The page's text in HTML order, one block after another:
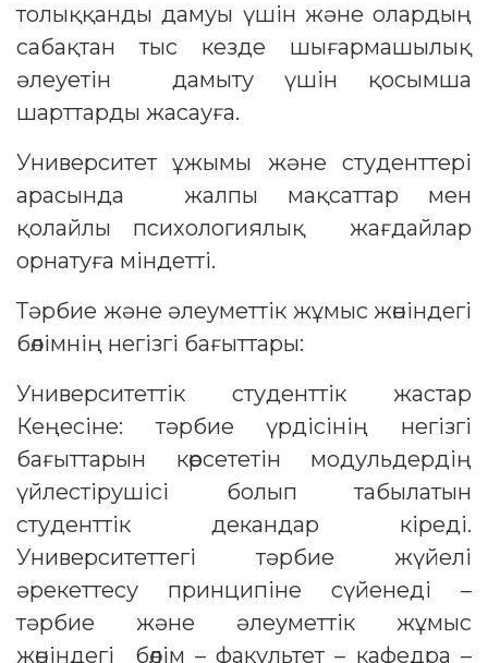
толыққанды дамуы үшін және олардың
сабақтан тыс кезде шығармашылық
әлеуетін дамыту үшін қосымша
шарттарды жасауға.
Университет ұжымы және студенттері
арасында жалпы мақсаттар мен
қолайлы психологиялық жағдайлар
орнатуға міндетті.
Тәрбие және әлеуметтік жұмыс жөніндегі
бөлімнің негізгі бағыттары:
Университеттік студенттік жастар
Кеңесіне: тәрбие үрдісінің негізгі
бағыттарын көрсететін модульдердің
үйлестірушісі болып табылатын
студенттік декандар кіреді.
Университеттегі тәрбие жүйелі
әрекеттесу принципіне сүйенеді –
тәрбие және әлеуметтік жұмыс
жөніндегі бөлім – факультет – кафедра –